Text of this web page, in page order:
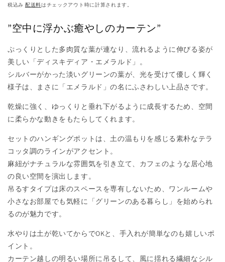
格
税込み 配送料はチェックアウト時に計算されます。
”空中に浮かぶ癒やしのカーテン”
ぷっくりとした多肉質な葉が連なり、流れるように伸びる姿が
美しい「ディスキディア・エメラルド」。
シルバーがかった淡いグリーンの葉が、光を受けて優しく輝く
様子は、まさに「エメラルド」の名にふさわしい上品さです。
乾燥に強く、ゆっくりと垂れ下がるように成長するため、空間
に柔らかな動きをもたらしてくれます。
セットのハンギングポットは、土の温もりを感じる素朴なテラ
コッタ調のラインがアクセント。
麻紐がナチュラルな雰囲気を引き立て、カフェのような居心地
の良い空間を演出します。
吊るすタイプは床のスペースを専有しないため、ワンルームや
小さなお部屋でも気軽に「グリーンのある暮らし」を始められ
るのが魅力です。
水やりは土が乾いてからでOKと、手入れが簡単なのも嬉しいポ
イント。
カーテン越しの明るい場所に吊るして、風に揺れる繊細なシル